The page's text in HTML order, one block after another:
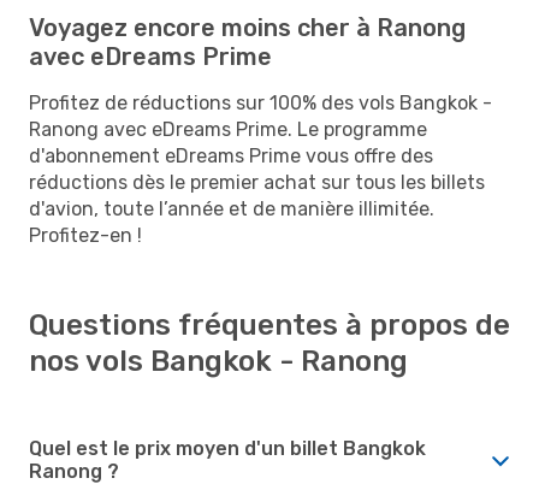
Voyagez encore moins cher à Ranong
avec eDreams Prime
Profitez de réductions sur 100% des vols Bangkok -
Ranong avec eDreams Prime. Le programme
d'abonnement eDreams Prime vous offre des
réductions dès le premier achat sur tous les billets
d'avion, toute l’année et de manière illimitée.
Profitez-en !
Questions fréquentes à propos de
nos vols Bangkok - Ranong
Quel est le prix moyen d'un billet Bangkok
Ranong ?